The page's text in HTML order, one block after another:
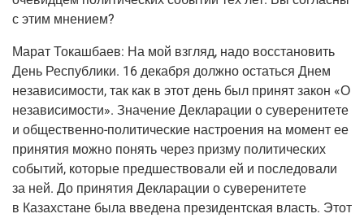
с этим мнением?
Марат Токаш­ба­ев: На мой взгляд, надо вос­ста­но­вить
День Рес­пуб­ли­ки. 16 декаб­ря долж­но остать­ся Днем
неза­ви­си­мо­сти, так как в этот день был при­нят закон «О
неза­ви­си­мо­сти». Зна­че­ние Декла­ра­ции о суве­ре­ни­те­те
и обще­ствен­но-поли­ти­че­ские настро­е­ния на момент ее
при­ня­тия мож­но понять через приз­му поли­ти­че­ских
собы­тий, кото­рые пред­ше­ство­ва­ли ей и после­до­ва­ли
за ней. До при­ня­тия Декла­ра­ции о суве­ре­ни­те­те
в Казах­стане была вве­де­на пре­зи­дент­ская власть. Этот